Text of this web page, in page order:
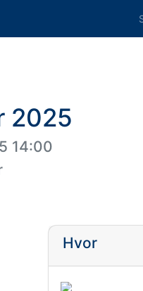
2025
14:00
Hvor